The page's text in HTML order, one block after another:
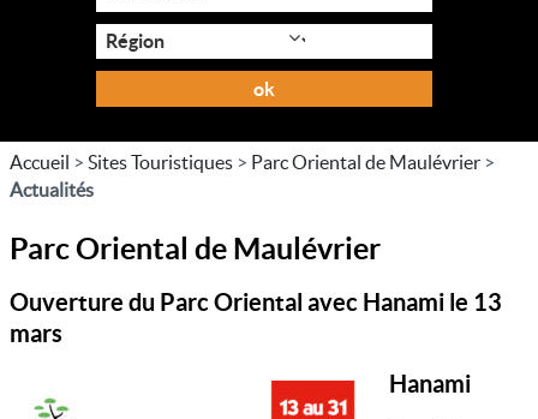
ok
Accueil > Sites Touristiques > Parc Oriental de Maulévrier >
Actualités
Parc Oriental de Maulévrier
Ouverture du Parc Oriental avec Hanami le 13
mars
Hanami